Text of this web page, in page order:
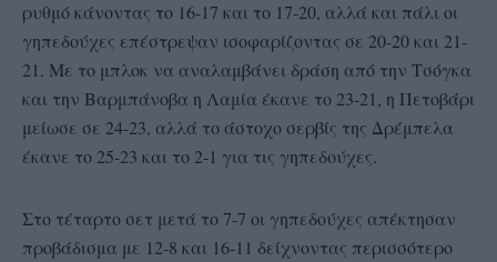
ρυθμό κάνοντας το 16-17 και το 17-20, αλλά και πάλι οι
γηπεδούχες επέστρεψαν ισοφαρίζοντας σε 20-20 και 21-
21. Με το μπλοκ να αναλαμβάνει δράση από την Τσόγκα
και την Βαρμπάνοβα η Λαμία έκανε το 23-21, η Πετοβάρι
μείωσε σε 24-23, αλλά το άστοχο σερβίς της Δρέμπελα
έκανε το 25-23 και το 2-1 για τις γηπεδούχες.
Στο τέταρτο σετ μετά το 7-7 οι γηπεδούχες απέκτησαν
προβάδισμα με 12-8 και 16-11 δείχνοντας περισσότερο